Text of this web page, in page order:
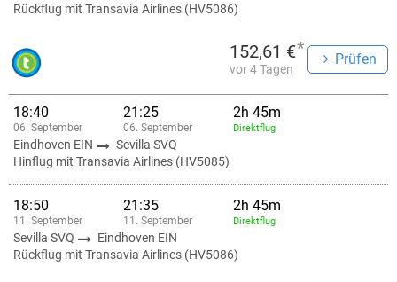
Rückflug mit Transavia Airlines (HV5086)
152,61 €*
vor 4 Tagen
Prüfen
18:40
06. September
21:25
06. September
2h 45m
Direktflug
Eindhoven EIN
Sevilla SVQ
Hinflug mit Transavia Airlines (HV5085)
18:50
11. September
21:35
11. September
2h 45m
Direktflug
Sevilla SVQ
Eindhoven EIN
Rückflug mit Transavia Airlines (HV5086)